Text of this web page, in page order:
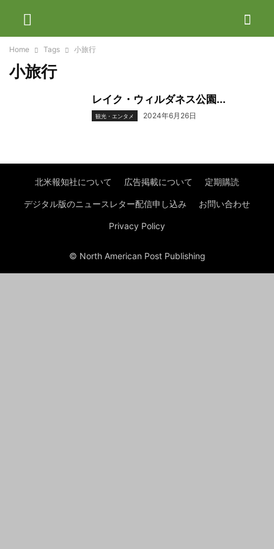
Home Tags 小旅行
小旅行
レイク・ウィルダネス公園...
観光・エンタメ 2024年6月26日
北米報知社について 広告掲載について 定期購読
デジタル版のニュースレター配信申し込み お問い合わせ
Privacy Policy
© North American Post Publishing